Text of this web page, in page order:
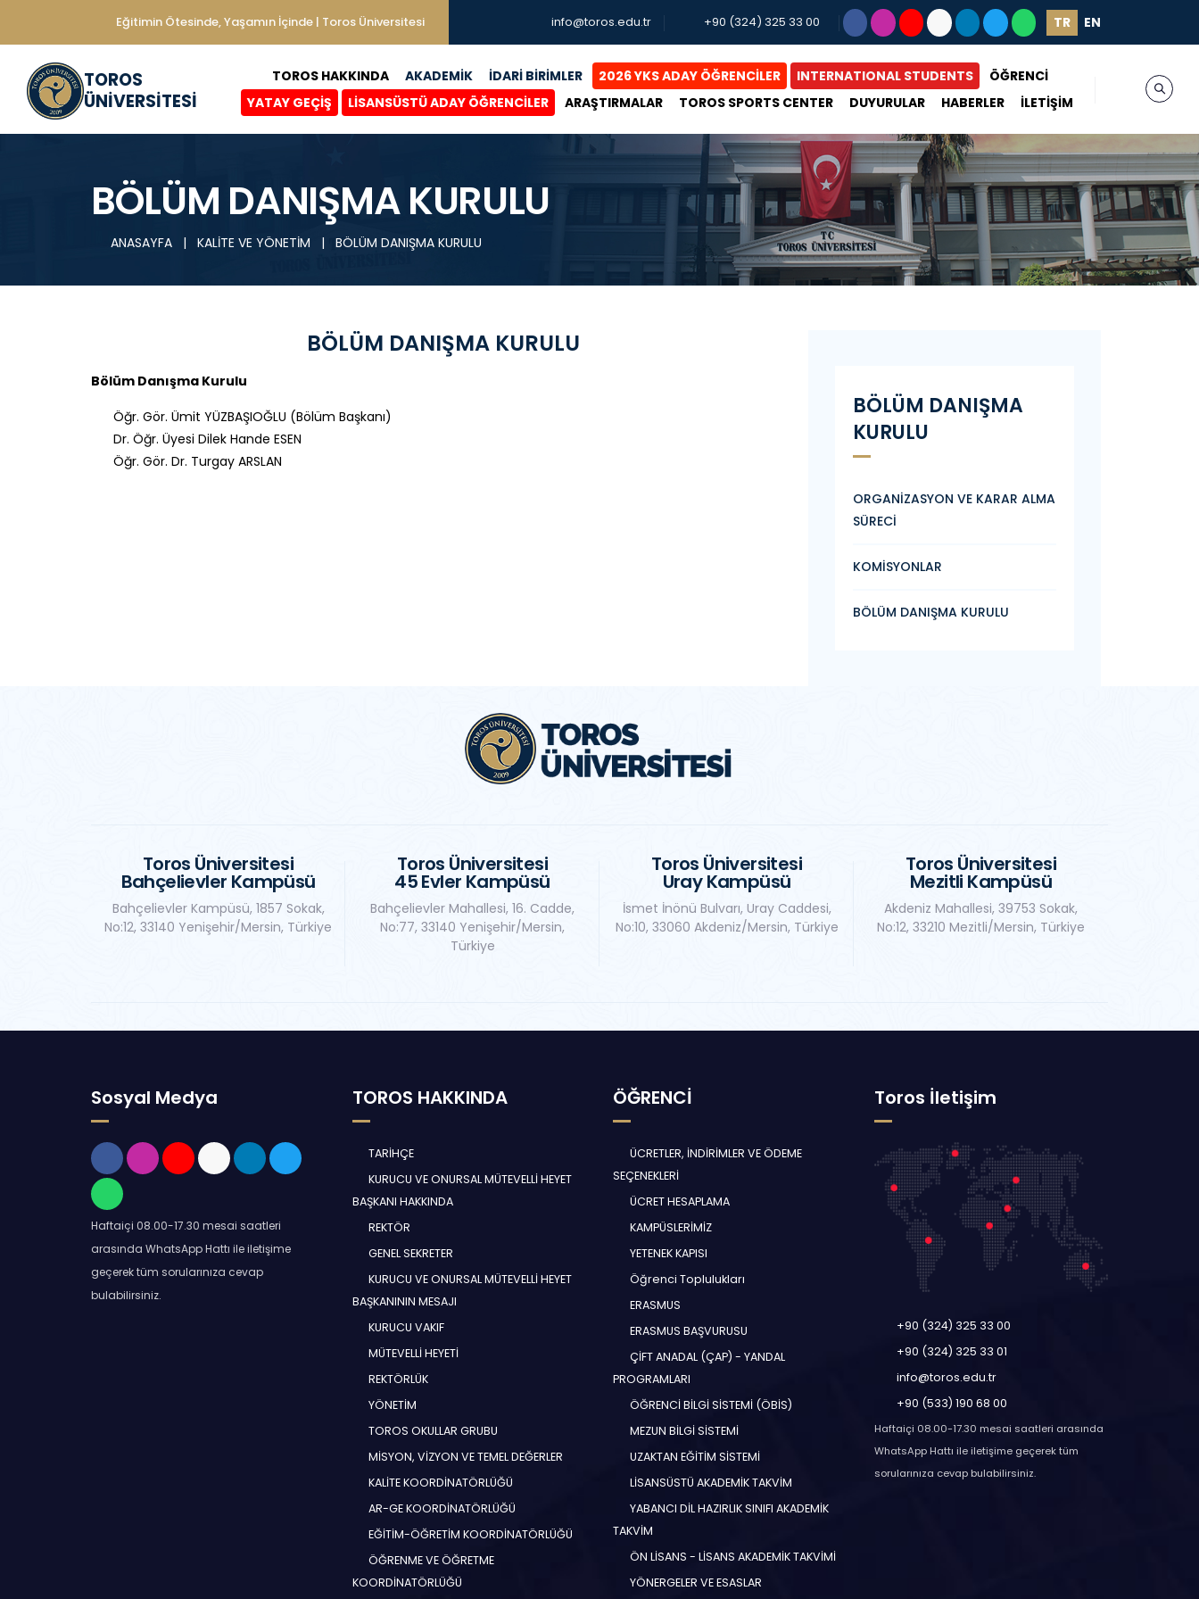
Eğitimin Ötesinde, Yaşamın İçinde | Toros Üniversitesi info@toros.edu.tr +90 (324) 325 33 00 TR EN
TOROS
ÜNİVERSİTESİ
TOROS HAKKINDA AKADEMİK İDARİ BİRİMLER 2026 YKS ADAY ÖĞRENCİLER INTERNATIONAL STUDENTS
ÖĞRENCİ
YATAY GEÇİŞ
LİSANSÜSTÜ ADAY ÖĞRENCİLER ARAŞTIRMALAR TOROS SPORTS CENTER DUYURULAR HABERLER İLETİŞİM
BÖLÜM DANIŞMA KURULU
ANASAYFA | KALİTE VE YÖNETİM | BÖLÜM DANIŞMA KURULU
BÖLÜM DANIŞMA KURULU
Bölüm Danışma Kurulu
Öğr. Gör. Ümit YÜZBAŞIOĞLU (Bölüm Başkanı)
Dr. Öğr. Üyesi Dilek Hande ESEN
Öğr. Gör. Dr. Turgay ARSLAN
BÖLÜM DANIŞMA
KURULU
ORGANİZASYON VE KARAR ALMA
SÜRECİ
KOMİSYONLAR
BÖLÜM DANIŞMA KURULU
Toros Üniversitesi
Bahçelievler Kampüsü
Bahçelievler Kampüsü, 1857 Sokak,
No:12, 33140 Yenişehir/Mersin, Türkiye
Toros Üniversitesi
45 Evler Kampüsü
Bahçelievler Mahallesi, 16. Cadde,
No:77, 33140 Yenişehir/Mersin,
Türkiye
Toros Üniversitesi
Uray Kampüsü
İsmet İnönü Bulvarı, Uray Caddesi,
No:10, 33060 Akdeniz/Mersin, Türkiye
Toros Üniversitesi
Mezitli Kampüsü
Akdeniz Mahallesi, 39753 Sokak,
No:12, 33210 Mezitli/Mersin, Türkiye
Sosyal Medya
Haftaiçi 08.00-17.30 mesai saatleri
arasında WhatsApp Hattı ile iletişime
geçerek tüm sorularınıza cevap
bulabilirsiniz.
TOROS HAKKINDA
TARİHÇE
KURUCU VE ONURSAL MÜTEVELLİ HEYET
BAŞKANI HAKKINDA
REKTÖR
GENEL SEKRETER
KURUCU VE ONURSAL MÜTEVELLİ HEYET
BAŞKANININ MESAJI
KURUCU VAKIF
MÜTEVELLİ HEYETİ
REKTÖRLÜK
YÖNETİM
TOROS OKULLAR GRUBU
MİSYON, VİZYON VE TEMEL DEĞERLER
KALİTE KOORDİNATÖRLÜĞÜ
AR-GE KOORDİNATÖRLÜĞÜ
EĞİTİM-ÖĞRETİM KOORDİNATÖRLÜĞÜ
ÖĞRENME VE ÖĞRETME
KOORDİNATÖRLÜĞÜ
ÖĞRENCİ
ÜCRETLER, İNDİRİMLER VE ÖDEME
SEÇENEKLERİ
ÜCRET HESAPLAMA
KAMPÜSLERİMİZ
YETENEK KAPISI
Öğrenci Toplulukları
ERASMUS
ERASMUS BAŞVURUSU
ÇİFT ANADAL (ÇAP) - YANDAL
PROGRAMLARI
ÖĞRENCİ BİLGİ SİSTEMİ (ÖBİS)
MEZUN BİLGİ SİSTEMİ
UZAKTAN EĞİTİM SİSTEMİ
LİSANSÜSTÜ AKADEMİK TAKVİM
YABANCI DİL HAZIRLIK SINIFI AKADEMİK
TAKVİM
ÖN LİSANS - LİSANS AKADEMİK TAKVİMİ
YÖNERGELER VE ESASLAR
Toros İletişim
+90 (324) 325 33 00
+90 (324) 325 33 01
info@toros.edu.tr
+90 (533) 190 68 00
Haftaiçi 08.00-17.30 mesai saatleri arasında
WhatsApp Hattı ile iletişime geçerek tüm
sorularınıza cevap bulabilirsiniz.